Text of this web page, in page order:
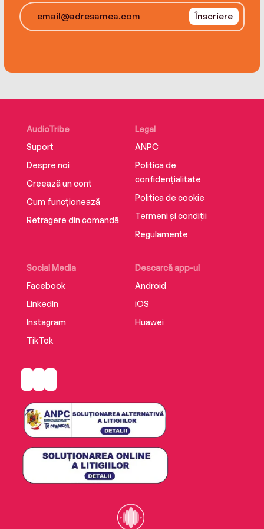
Înscriere
AudioTribe
Suport
Despre noi
Creează un cont
Cum funcționează
Retragere din comandă
Social Media
Facebook
LinkedIn
Instagram
TikTok
Descarcă app-ul
Android
iOS
Huawei
Legal
ANPC
Politica de
confidențialitate
Politica de cookie
Termeni și condiții
Regulamente